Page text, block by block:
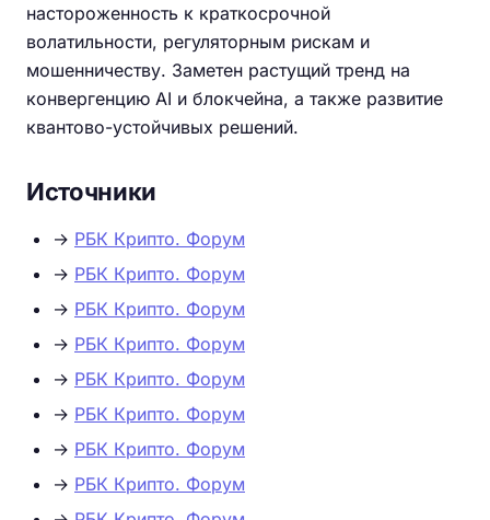
настороженность к краткосрочной
волатильности, регуляторным рискам и
мошенничеству. Заметен растущий тренд на
конвергенцию AI и блокчейна, а также развитие
квантово-устойчивых решений.
Источники
→ РБК Крипто. Форум
→ РБК Крипто. Форум
→ РБК Крипто. Форум
→ РБК Крипто. Форум
→ РБК Крипто. Форум
→ РБК Крипто. Форум
→ РБК Крипто. Форум
→ РБК Крипто. Форум